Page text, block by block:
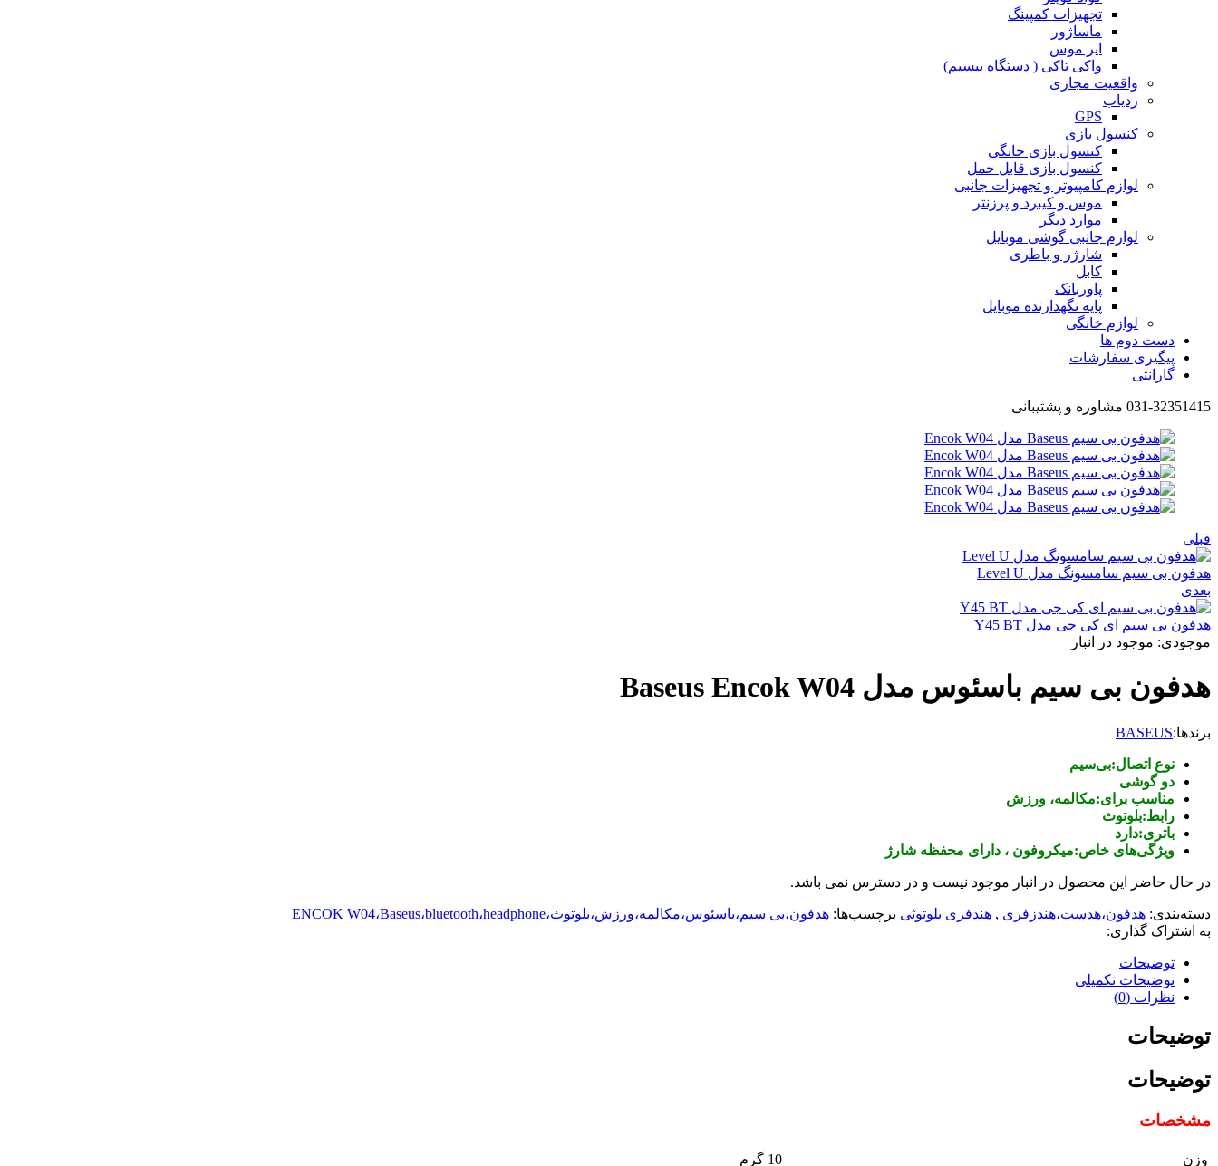
تجهیزات کمپینگ
ماساژور
ایر موس
واکی تاکی ( دستگاه بیسیم)
واقعیت مجازی
ردیاب
GPS
کنسول بازی
کنسول بازی خانگی
کنسول بازی قابل حمل
لوازم کامپیوتر و تجهیزات جانبی
موس و کیبرد و پرزنتر
موارد دیگر
لوازم جانبی گوشی موبایل
شارژر و باطری
کابل
پاوربانک
پایه نگهدارنده موبایل
لوازم خانگی
دست دوم ها
پیگیری سفارشات
گارانتی
031-32351415 مشاوره و پشتیبانی
قبلی
هدفون بی سیم سامسونگ مدل Level U
بعدی
هدفون بی سیم ای کی جی مدل Y45 BT
موجودی: موجود در انبار
هدفون بی سیم باسئوس مدل Baseus Encok W04
برندها:BASEUS
نوع اتصال:بی‌سیم
دو گوشی
مناسب برای:مکالمه، ورزش
رابط:بلوتوث
باتری:دارد
ویژگی‌های خاص:میکروفون ، دارای محفظه شارژ
در حال حاضر این محصول در انبار موجود نیست و در دسترس نمی باشد.
دسته‌بندی: هدفون،هدست،هندزفری , هنذفری بلوتوثی برچسب‌ها: هدفون،بی سیم،باسئوس،مکالمه،ورزش،بلوتوث،ENCOK W04،Baseus،bluetooth،headphone
به اشتراک گذاری:
توضیحات
توضیحات تکمیلی
نظرات (0)
توضیحات
توضیحات
مشخصات
وزن 10 گرم